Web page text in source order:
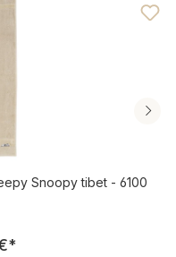
Snoopy tibet - 6100
Preis:
*